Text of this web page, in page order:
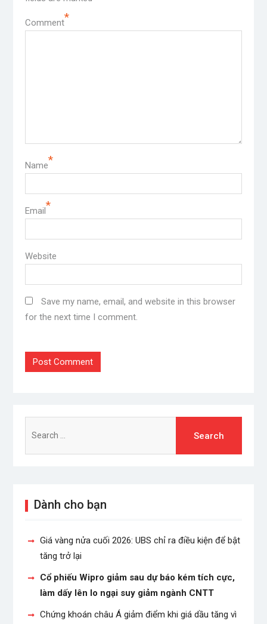
Comment*
Name*
Email*
Website
Save my name, email, and website in this browser
for the next time I comment.
for:
Dành cho bạn
Giá vàng nửa cuối 2026: UBS chỉ ra điều kiện để bật
tăng trở lại
Cổ phiếu Wipro giảm sau dự báo kém tích cực,
làm dấy lên lo ngại suy giảm ngành CNTT
Chứng khoán châu Á giảm điểm khi giá dầu tăng vì